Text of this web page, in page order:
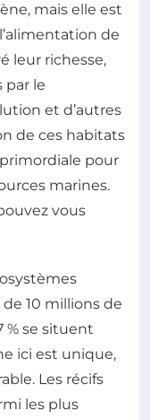
mais elle est
de
leur richesse,
par le
et d’autres
de ces habitats
pour
marines.
vous
10 millions de
% se situent
ici est unique,
Les récifs
les plus